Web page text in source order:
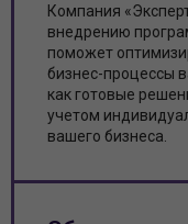
Компания
внедрению
поможет
бизнес-процессы
как готовые
учетом
вашего бизнеса.